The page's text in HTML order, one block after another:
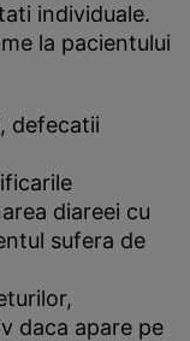
individuale.
la pacientului
defecatii
diareei cu
sufera de
daca apare pe